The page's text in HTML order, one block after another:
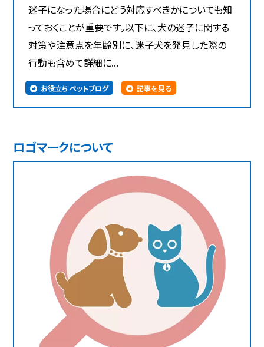
迷子になった場合にどう対応すべきかについても知
っておくことが重要です。以下に、犬の迷子に関する
対策や注意点を年齢別に、迷子犬を発見した際の
行動も含めて詳細に...
お役立ち ペットブログ 記事を見る
ロゴマークについて